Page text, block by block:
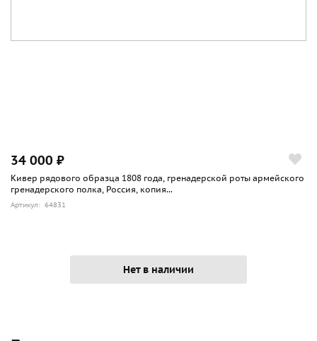
34 000 ₽
Кивер рядового образца 1808 года, гренадерской роты армейского
гренадерского полка, Россия, копия...
Артикул: 64831
Нет в наличии